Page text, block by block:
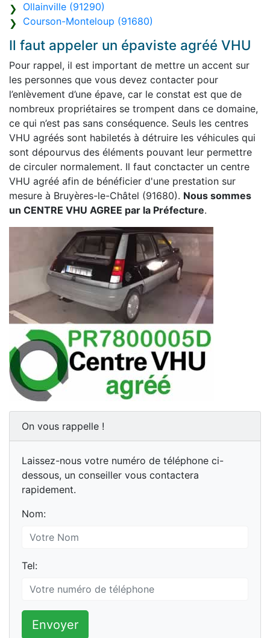
Ollainville (91290)
Courson-Monteloup (91680)
Il faut appeler un épaviste agréé VHU
Pour rappel, il est important de mettre un accent sur
les personnes que vous devez contacter pour
l’enlèvement d’une épave, car le constat est que de
nombreux propriétaires se trompent dans ce domaine,
ce qui n’est pas sans conséquence. Seuls les centres
VHU agréés sont habiletés à détruire les véhicules qui
sont dépourvus des éléments pouvant leur permettre
de circuler normalement. Il faut conctacter un centre
VHU agréé afin de bénéficier d'une prestation sur
mesure à Bruyères-le-Châtel (91680). Nous sommes
un CENTRE VHU AGREE par la Préfecture.
On vous rappelle !
Laissez-nous votre numéro de téléphone ci-
dessous, un conseiller vous contactera
rapidement.
Nom:
Tel:
Envoyer